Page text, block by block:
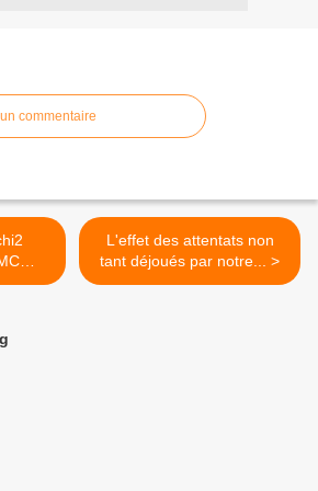
commentaire
L'effet des attentats non
tant déjoués par notre... >